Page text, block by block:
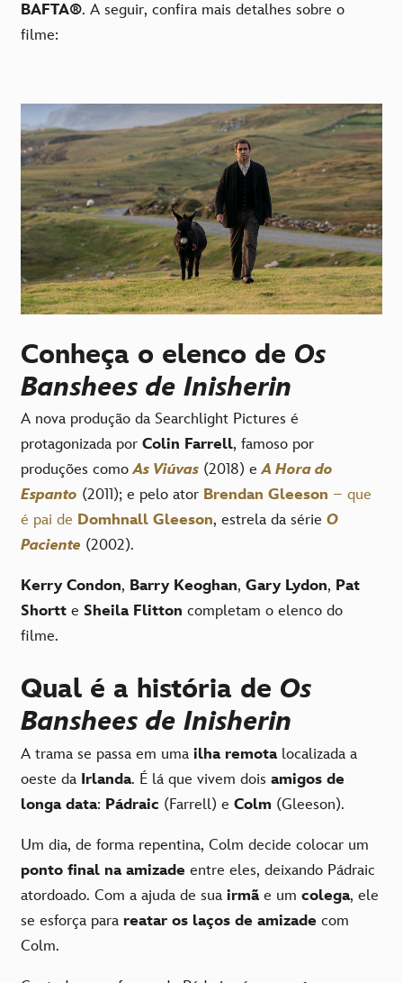
BAFTA®. A seguir, confira mais detalhes sobre o
filme:
Conheça o elenco de Os
Banshees de Inisherin
A nova produção da Searchlight Pictures é
protagonizada por Colin Farrell, famoso por
produções comoAs Viúvas (2018) eA Hora do
Espanto (2011); e pelo ator Brendan Gleeson – que
é pai de Domhnall Gleeson, estrela da série O
Paciente (2002).
Kerry Condon, Barry Keoghan, Gary Lydon, Pat
Shortt e Sheila Flitton completam o elenco do
filme.
Qual é a história de Os
Banshees de Inisherin
A trama se passa em uma ilha remotalocalizada a
oeste da Irlanda. É lá que vivem dois amigos de
longa data: Pádraic (Farrell) e Colm (Gleeson).
Um dia, de forma repentina, Colm decide colocar um
ponto final na amizade entre eles, deixando Pádraic
atordoado. Com a ajuda de sua irmã e um colega, ele
se esforça para reatar os laços de amizade com
Colm.